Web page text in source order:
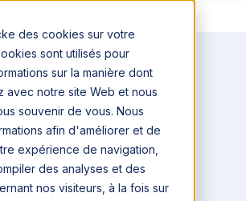
des cookies sur votre
sont utilisés pour
sur la manière dont
avec notre site Web et nous
souvenir de vous. Nous
afin d'améliorer et de
expérience de navigation,
des analyses et des
nos visiteurs, à la fois sur